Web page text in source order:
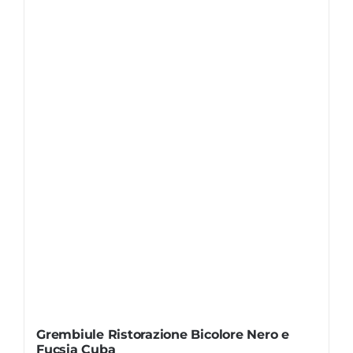
Grembiule Ristorazione Bicolore Nero e
Fucsia Cuba